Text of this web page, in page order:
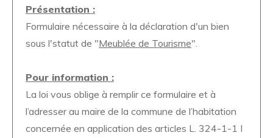
Présentation :
Formulaire nécessaire à la déclaration d'un bien
sous l'statut de "Meublée de Tourisme".
Pour information :
La loi vous oblige à remplir ce formulaire et à
l’adresser au maire de la commune de l’habitation
concernée en application des articles L. 324-1-1 I